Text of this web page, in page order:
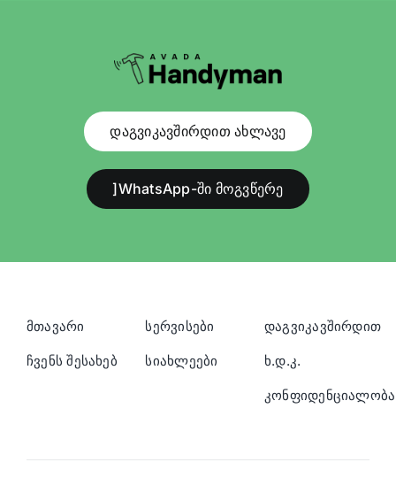
დაგვიკავშირდით ახლავე
]WhatsApp-ში მოგვწერე
მთავარი
ჩვენს შესახებ
სერვისები
სიახლეები
დაგვიკავშირდით
ხ.დ.კ.
კონფიდენციალობა